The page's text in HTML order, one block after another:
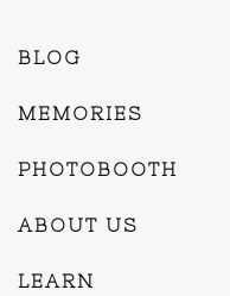
BLOG
MEMORIES
PHOTOBOOTH
ABOUT US
LEARN